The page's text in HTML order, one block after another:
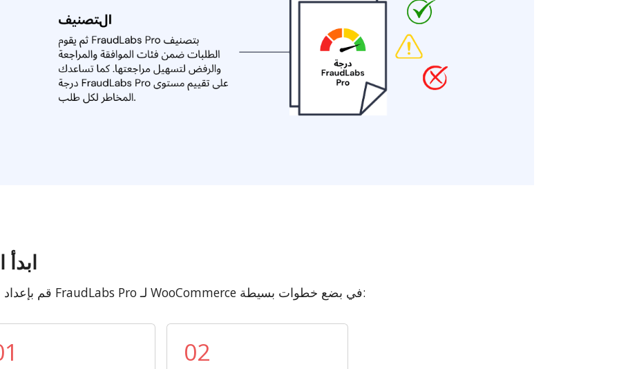
ابدأ
قم بإعداد وحدة FraudLabs Pro لـ WooCommerce في بضع خطوات بسيطة:
02